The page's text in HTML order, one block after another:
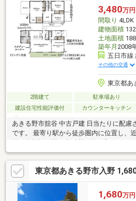
の暮らしも便利に快適に♪是非一度ご覧
ローン等についてもご相談可能！《ご希
軽にご連絡・ご相談下さい♪》
3,480万円
間取り 4LDK
建物面積
土地面積
築年月 2008
五日市線
その他の交通
東京都あ
2階建て 駐車場あり
建設住宅性能評価付
カウンターキッチン
あきる野市舘谷 中古戸建 日当たりに配慮
です。 最寄り駅から徒歩圏内に位置し、
東京都あきる野市入野
1,680万円